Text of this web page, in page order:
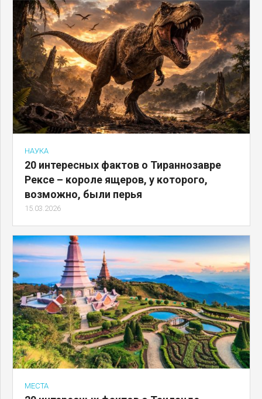
НАУКА
20 интересных фактов о Тираннозавре
Рексе – короле ящеров, у которого,
возможно, были перья
15.03.2026
МЕСТА